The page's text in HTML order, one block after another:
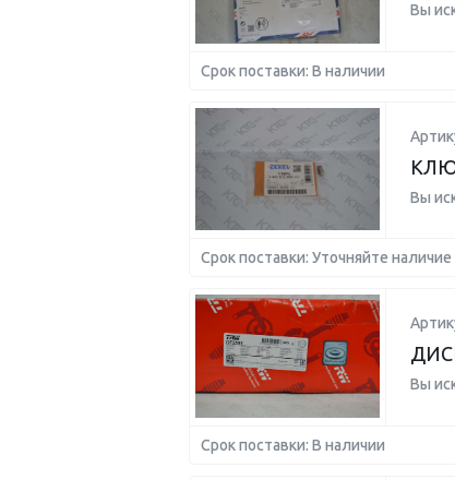
Вы
Срок поставки: В наличии
Вы
Срок поставки: Уточняйте наличие
Вы
Срок поставки: В наличии